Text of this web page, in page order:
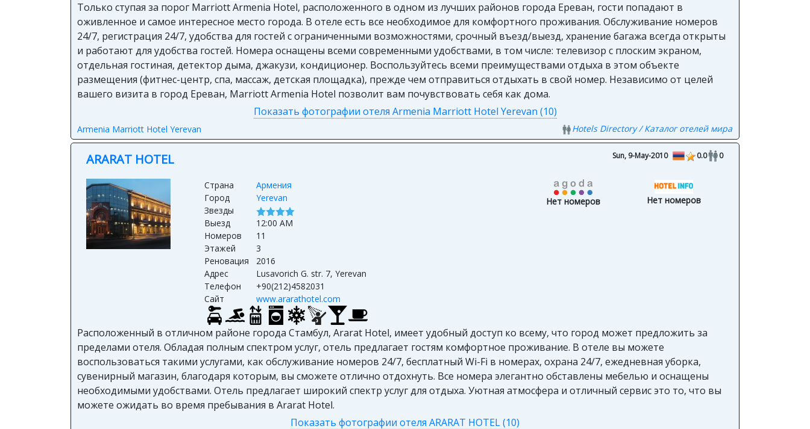
Только ступая за порог Marriott Armenia Hotel, расположенного в одном из лучших районов города Ереван, гости попадают в
оживленное и самое интересное место города. В отеле есть все необходимое для комфортного проживания. Обслуживание номеров
24/7, регистрация 24/7, удобства для гостей с ограниченными возможностями, срочный въезд/выезд, хранение багажа всегда открыты
и работают для удобства гостей. Номера оснащены всеми современными удобствами, в том числе: телевизор с плоским экраном,
отдельная гостиная, детектор дыма, джакузи, кондиционер. Воспользуйтесь всеми преимуществами отдыха в этом объекте
размещения (фитнес-центр, спа, массаж, детская площадка), прежде чем отправиться отдыхать в свой номер. Независимо от целей
вашего визита в город Ереван, Marriott Armenia Hotel позволит вам почувствовать себя как дома.
Показать фотографии отеля Armenia Marriott Hotel Yerevan (10)
Armenia Marriott Hotel Yerevan Hotels Directory / Каталог отелей мира
ARARAT HOTEL Sun, 9-May-2010 0.0 0
Страна
Армения
Город
Yerevan
Звезды
Выезд
12:00 AM
Номеров
11
Этажей
3
Реновация
2016
Адрес
Lusavorich G. str. 7, Yerevan
Телефон
+90(212)4582031
Сайт
www.ararathotel.com
Нет номеров Нет номеров
Расположенный в отличном районе города Стамбул, Ararat Hotel, имеет удобный доступ ко всему, что город может предложить за
пределами отеля. Обладая полным спектром услуг, отель предлагает гостям комфортное проживание. В отеле вы можете
воспользоваться такими услугами, как обслуживание номеров 24/7, бесплатный Wi-Fi в номерах, охрана 24/7, ежедневная уборка,
сувенирный магазин, благодаря которым, вы сможете отлично отдохнуть. Все номера элегантно обставлены мебелью и оснащены
необходимыми удобствами. Отель предлагает широкий спектр услуг для отдыха. Уютная атмосфера и отличный сервис это то, что вы
можете ожидать во время пребывания в Ararat Hotel.
Показать фотографии отеля ARARAT HOTEL (10)